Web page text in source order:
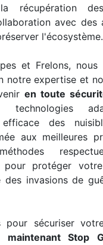
récupération
avec des
l'écosystème.
et Frelons, nous
notre expertise et
en toute
technologies
efficace des
aux meilleures
pour protéger
des invasions de
pour sécuriser
maintenant Stop